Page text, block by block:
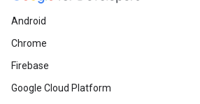
Android
Chrome
Firebase
Google Cloud Platform